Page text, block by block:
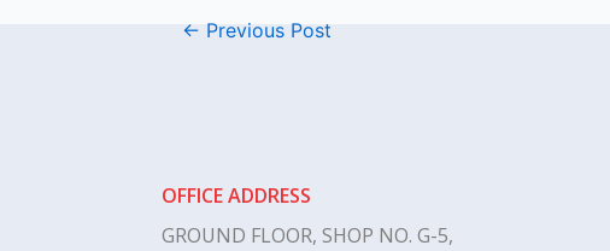
← Previous Post
OFFICE ADDRESS
GROUND FLOOR, SHOP NO. G-5,